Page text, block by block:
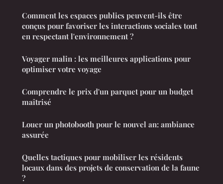
Comment les espaces publics peuvent-ils être
conçus pour favoriser les interactions sociales tout
en respectant l'environnement ?
Voyager malin : les meilleures applications pour
optimiser votre voyage
Comprendre le prix d'un parquet pour un budget
maîtrisé
Louer un photobooth pour le nouvel an: ambiance
assurée
Quelles tactiques pour mobiliser les résidents
locaux dans des projets de conservation de la faune
?